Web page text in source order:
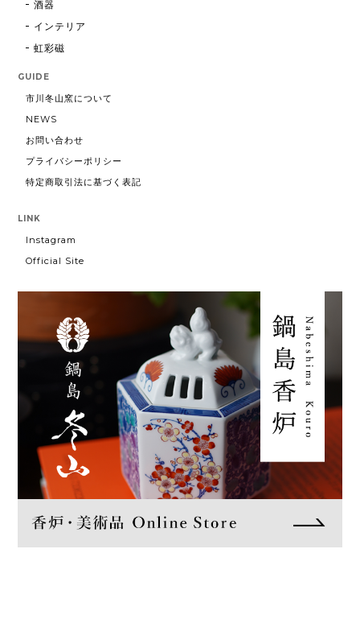
酒器
インテリア
虹彩磁
GUIDE
市川冬山窯について
NEWS
お問い合わせ
プライバシーポリシー
特定商取引法に基づく表記
LINK
Instagram
Official Site